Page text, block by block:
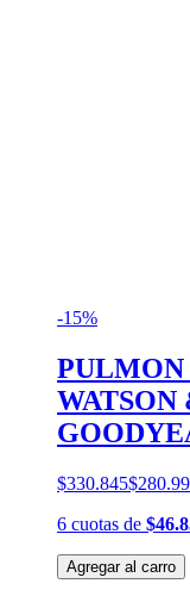
-15%
PULMON
WATSON
$330.845
6 cuotas de
Agregar al carro